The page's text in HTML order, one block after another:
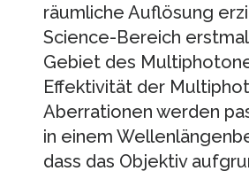
räumliche Auflösung
Science-Bereich
Gebiet des
Effektivität der
Aberrationen werden
in einem
dass das Objektiv